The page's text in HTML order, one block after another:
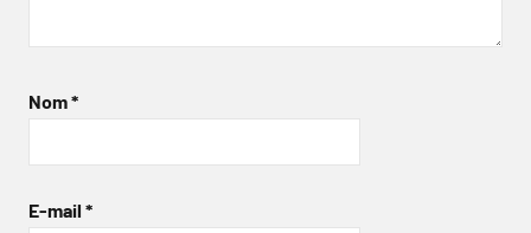
Nom*
E-mail *